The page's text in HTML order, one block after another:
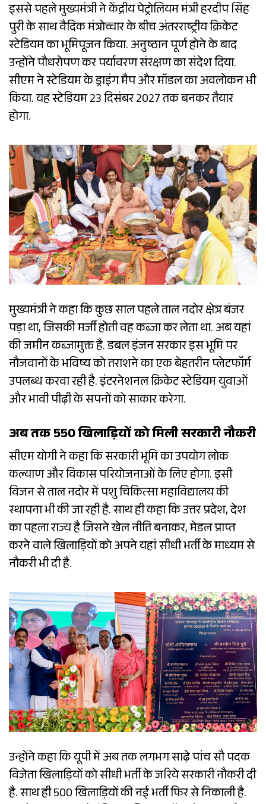
इससे पहले मुख्यमंत्री ने केंद्रीय पेट्रोलियम मंत्री हरदीप सिंह
पुरी के साथ वैदिक मंत्रोच्चार के बीच अंतरराष्ट्रीय क्रिकेट
स्टेडियम का भूमिपूजन किया. अनुष्ठान पूर्ण होने के बाद
उन्होंने पौधरोपण कर पर्यावरण संरक्षण का संदेश दिया.
सीएम ने स्टेडियम के ड्राइंग मैप और मॉडल का अवलोकन भी
किया. यह स्टेडियम 23 दिसंबर 2027 तक बनकर तैयार
होगा.
मुख्यमंत्री ने कहा कि कुछ साल पहले ताल नदोर क्षेत्र बंजर
पड़ा था, जिसकी मर्जी होती वह कब्जा कर लेता था. अब यहां
की जमीन कब्जामुक्त है. डबल इंजन सरकार इस भूमि पर
नौजवानों के भविष्य को तराशने का एक बेहतरीन प्लेटफॉर्म
उपलब्ध करवा रही है. इंटरनेशनल क्रिकेट स्टेडियम युवाओं
और भावी पीढ़ी के सपनों को साकार करेगा.
अब तक 550 खिलाड़ियों को मिली सरकारी नौकरी
सीएम योगी ने कहा कि सरकारी भूमि का उपयोग लोक
कल्याण और विकास परियोजनाओं के लिए होगा. इसी
विजन से ताल नदोर में पशु चिकित्सा महाविद्यालय की
स्थापना भी की जा रही है. साथ ही कहा कि उत्तर प्रदेश, देश
का पहला राज्य है जिसने खेल नीति बनाकर, मेडल प्राप्त
करने वाले खिलाड़ियों को अपने यहां सीधी भर्ती के माध्यम से
नौकरी भी दी है.
उन्होंने कहा कि यूपी में अब तक लगभग साढ़े पांच सौ पदक
विजेता खिलाड़ियों को सीधी भर्ती के जरिये सरकारी नौकरी दी
है. साथ ही 500 खिलाड़ियों की नई भर्ती फिर से निकाली है.